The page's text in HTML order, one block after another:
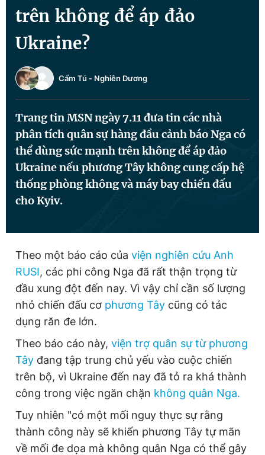
Sản phẩm khác
Tiện ích
Thông tin tòa soạn Liên hệ quảng cáo
Đọc Thanh Niên trên điện thoại
Hotline
0906 645 777
Liên hệ quảng cáo
0908 780 404
Đặt báo Quảng cáo
Tổng biên tập: Nguyễn Ngọc Toàn
Phó tổng biên tập thường trực: Hải Thành
Phó tổng biên tập: Lâm Hiếu Dũng
Phó tổng biên tập: Trần Việt Hưng
Tổng thư ký tòa soạn: Đức Trung
Giấy phép xuất bản số 110/GP - BTTTT cấp ngày 24.3.2020
© 2003-2026 Bản quyền thuộc về Báo Thanh Niên. Cấm sao
chép dưới mọi hình thức nếu không có sự chấp thuận bằng văn
bản. Phát triển bởi ePi Technologies, JSC.
trên không để áp đảo
Ukraine?
Cẩm Tú - Nghiên Dương
Trang tin MSN ngày 7.11 đưa tin các nhà
phân tích quân sự hàng đầu cảnh báo Nga có
thể dùng sức mạnh trên không để áp đảo
Ukraine nếu phương Tây không cung cấp hệ
thống phòng không và máy bay chiến đấu
cho Kyiv.
Theo một báo cáo của viện nghiên cứu Anh
RUSI, các phi công Nga đã rất thận trọng từ
đầu xung đột đến nay. Vì vậy chỉ cần số lượng
nhỏ chiến đấu cơ phương Tây cũng có tác
dụng răn đe lớn.
Theo báo cáo này, viện trợ quân sự từ phương
Tây đang tập trung chủ yếu vào cuộc chiến
trên bộ, vì Ukraine đến nay đã tỏ ra khá thành
công trong việc ngăn chặn không quân Nga.
Tuy nhiên "có một mối nguy thực sự rằng
thành công này sẽ khiến phương Tây tự mãn
về mối đe dọa mà không quân Nga có thể gây